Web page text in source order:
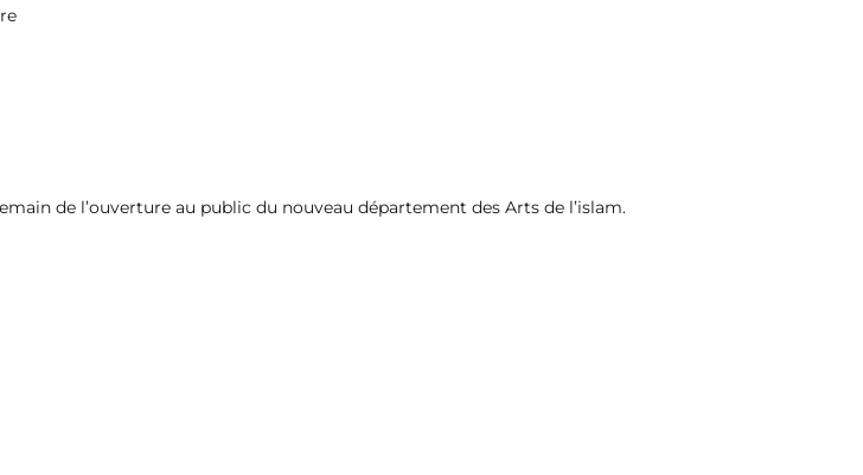
de l’ouverture au public du nouveau département des Arts de l’islam.